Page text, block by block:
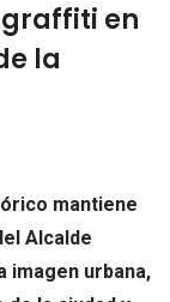
graffiti en
la
mantiene
Alcalde
imagen urbana,